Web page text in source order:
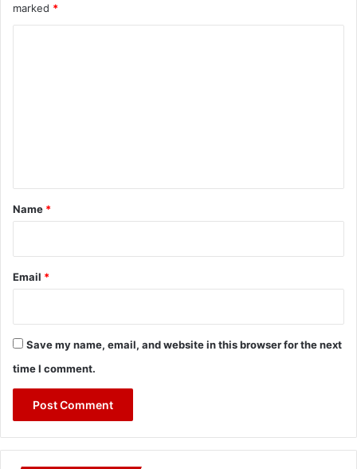
marked *
*
Name *
Email *
Save my name, email, and website in this browser for the next
time I comment.